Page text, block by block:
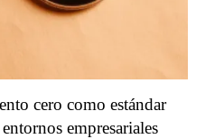
cero como estándar
empresariales